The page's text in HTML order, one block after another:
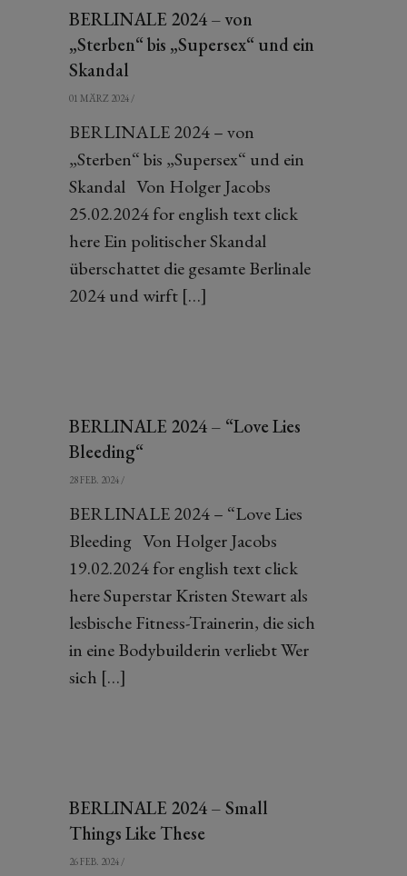
BERLINALE 2024 – von
„Sterben“ bis „Supersex“ und ein
Skandal
01 MÄRZ 2024 /
BERLINALE 2024 – von
„Sterben“ bis „Supersex“ und ein
Skandal Von Holger Jacobs
25.02.2024 for english text click
here Ein politischer Skandal
überschattet die gesamte Berlinale
2024 und wirft […]
BERLINALE 2024 – “Love Lies
Bleeding“
28 FEB. 2024 /
BERLINALE 2024 – “Love Lies
Bleeding Von Holger Jacobs
19.02.2024 for english text click
here Superstar Kristen Stewart als
lesbische Fitness-Trainerin, die sich
in eine Bodybuilderin verliebt Wer
sich […]
BERLINALE 2024 – Small
Things Like These
26 FEB. 2024 /